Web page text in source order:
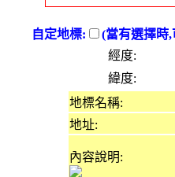
自定地標:
(當有選擇時
經度:
緯度:
地標名稱:
地址:
內容說明: